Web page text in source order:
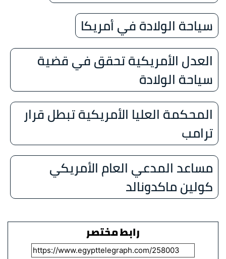
سياحة الولادة في أمريكا
العدل الأمريكية تحقق في قضية
سياحة الولادة
المحكمة العليا الأمريكية تبطل قرار
ترامب
مساعد المدعي العام الأمريكي
كولين ماكدونالد
رابط مختصر